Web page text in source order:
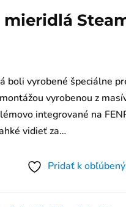
mieridlá
boli vyrobené špeciálne
vyrobenou z
integrované na
vidieť za…
Pridať k